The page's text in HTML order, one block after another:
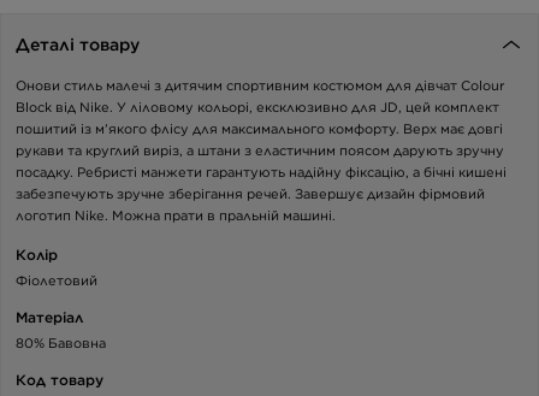
Деталі товару
Онови стиль малечі з дитячим спортивним костюмом для дівчат Colour
Block від Nike. У ліловому кольорі, ексклюзивно для JD, цей комплект
пошитий із м’якого флісу для максимального комфорту. Верх має довгі
рукави та круглий виріз, а штани з еластичним поясом дарують зручну
посадку. Ребристі манжети гарантують надійну фіксацію, а бічні кишені
забезпечують зручне зберігання речей. Завершує дизайн фірмовий
логотип Nike. Можна прати в пральній машині.
Колір
Фіолетовий
Матеріал
80% Бавовна
Код товару